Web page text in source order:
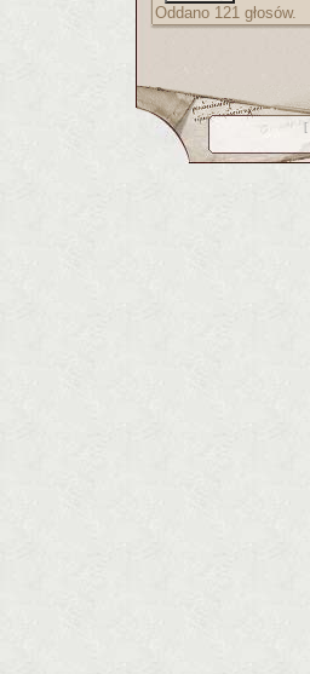
Oddano 121 głosów.
[